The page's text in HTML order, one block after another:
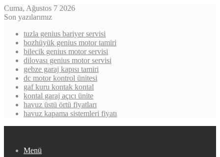
Cuma, Ağustos 7 2026
Son yazılarımız
tuzla genius bariyer servisi
bozhüyük genius motor tamiri
bilecik genius motor servisi
dilovası genius motor servisi
gebze garaj kapısı tamiri
dc motor kontrol ünitesi
gaf kuru kontak kontal
kontal garaj açıcı ünite
havuz üstü örtü fiyatları
havuz kapama sistemleri fiyatı
Menü